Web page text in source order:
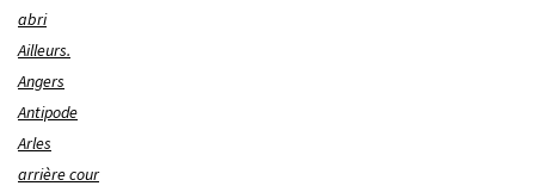
abri
Ailleurs.
Angers
Antipode
Arles
arrière cour